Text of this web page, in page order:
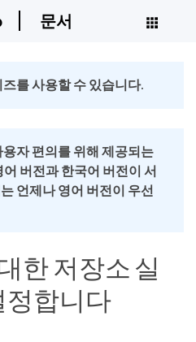
문서
를 사용할 수 있습니다.
자 편의를 위해 제공되는
버전과 한국어 버전이 서
언제나 영어 버전이 우선
한 저장소 실
정합니다